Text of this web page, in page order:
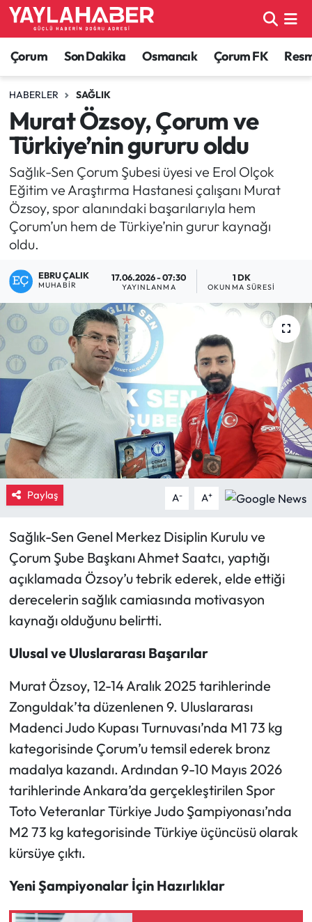
Çorum Son Dakika Osmancık Çorum FK
HABERLER SAĞLIK
Murat Özsoy, Çorum ve
Türkiye’nin gururu oldu
Sağlık-Sen Çorum Şubesi üyesi ve Erol Olçok
Eğitim ve Araştırma Hastanesi çalışanı Murat
Özsoy, spor alanındaki başarılarıyla hem
Çorum’un hem de Türkiye’nin gurur kaynağı
oldu.
EBRU ÇALIK
MUHABIR
17.06.2026 - 07:30
YAYINLANMA
1 DK
OKUNMA SÜRESI
Paylaş A- A+
Sağlık-Sen Genel Merkez Disiplin Kurulu ve
Çorum Şube Başkanı Ahmet Saatcı, yaptığı
açıklamada Özsoy’u tebrik ederek, elde ettiği
derecelerin sağlık camiasında motivasyon
kaynağı olduğunu belirtti.
Ulusal ve Uluslararası Başarılar
Murat Özsoy, 12-14 Aralık 2025 tarihlerinde
Zonguldak’ta düzenlenen 9. Uluslararası
Madenci Judo Kupası Turnuvası’nda M1 73 kg
kategorisinde Çorum’u temsil ederek bronz
madalya kazandı. Ardından 9-10 Mayıs 2026
tarihlerinde Ankara’da gerçekleştirilen Spor
Toto Veteranlar Türkiye Judo Şampiyonası’nda
M2 73 kg kategorisinde Türkiye üçüncüsü olarak
kürsüye çıktı.
Yeni Şampiyonalar İçin Hazırlıklar
Alaca Haberleri
Bayat Haberleri
Bilgi - Keşfet Haberleri
Bilim ve Teknoloji
Boğazkale Haberleri
Çorum Haberleri
Dodurga Haberleri
Eğitim
Ekonomi
Güncel
İskilip Haberleri
Kargı Haberleri
Kültür Sanat
Laçin Haberleri
Magazin
Mecitözü Haberleri
Oğuzlar Haberleri
Ortaköy Haberleri
Osmancık Haberleri
Otomotiv
Resmi İlan
Çorum Nöbetçi Eczaneler
Çorum Hava Durumu
Çorum Namaz Vakitleri
Çorum Trafik Yoğunluk Haritası
TFF 1.Lig Puan Durumu ve Fikstür
Tüm Manşetler
Haber Arşivi